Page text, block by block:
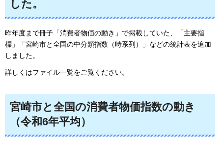
した。
昨年度まで冊子「消費者物価の動き」で掲載していた、「主要指
標」「宮崎市と全国の中分類指数（時系列）」などの統計表を追加
しました。
詳しくはファイル一覧をご覧ください。
宮崎市と全国の消費者物価指数の動き
（令和6年平均）